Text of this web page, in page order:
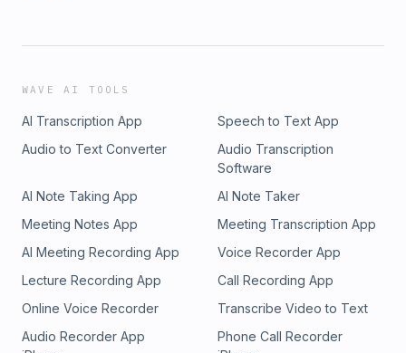
WAVE AI TOOLS
AI Transcription App
Speech to Text App
Audio to Text Converter
Audio Transcription
Software
AI Note Taking App
AI Note Taker
Meeting Notes App
Meeting Transcription App
AI Meeting Recording App
Voice Recorder App
Lecture Recording App
Call Recording App
Online Voice Recorder
Transcribe Video to Text
Audio Recorder App
Phone Call Recorder